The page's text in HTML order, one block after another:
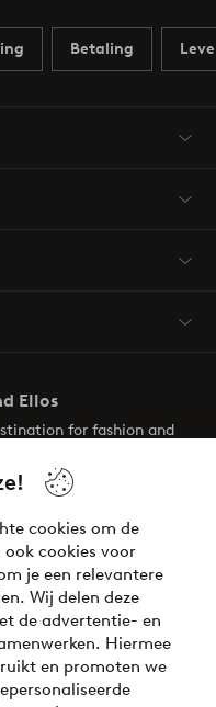
cookies om de
cookies voor
je een relevantere
Wij delen deze
de advertentie- en
Hiermee
en promoten we
Betaling
Ellos
for fashion and
look is here!
of opsplitsen
betaalopties?